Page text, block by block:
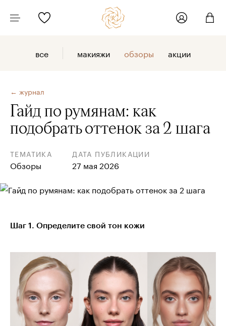
все макияжи обзоры акции
← журнал
Гайд по румянам: как
подобрать оттенок за 2 шага
ТЕМАТИКА
Обзоры
ДАТА ПУБЛИКАЦИИ
27 мая 2026
Шаг 1. Определите свой тон кожи